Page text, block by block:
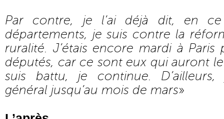
Par contre, je l’ai déjà dit, en
départements, je suis contre la
ruralité. J’étais encore mardi à
députés, car ce sont eux qui auront
suis battu, je continue.
général jusqu’au mois de mars»